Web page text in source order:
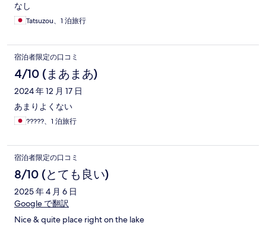
なし
Tatsuzou、1 泊旅行
宿泊者限定の口コミ
4/10 (まあまあ)
2024 年 12 月 17 日
あまりよくない
?????、1 泊旅行
宿泊者限定の口コミ
8/10 (とても良い)
2025 年 4 月 6 日
Google で翻訳
Nice & quite place right on the lake